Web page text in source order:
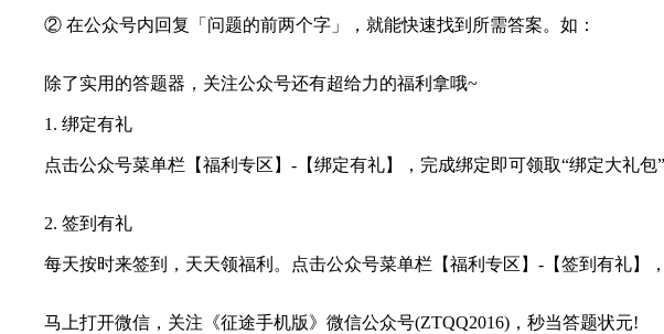
② 在公众号内回复「问题的前两个字」，就能快速找到所需答案。如：
除了实用的答题器，关注公众号还有超给力的福利拿哦~
1. 绑定有礼
点击公众号菜单栏【福利专区】-【绑定有礼】，完成绑定即可领取“绑定大礼包”
2. 签到有礼
每天按时来签到，天天领福利。点击公众号菜单栏【福利专区】-【签到有礼】，
马上打开微信，关注《征途手机版》微信公众号(ZTQQ2016)，秒当答题状元!